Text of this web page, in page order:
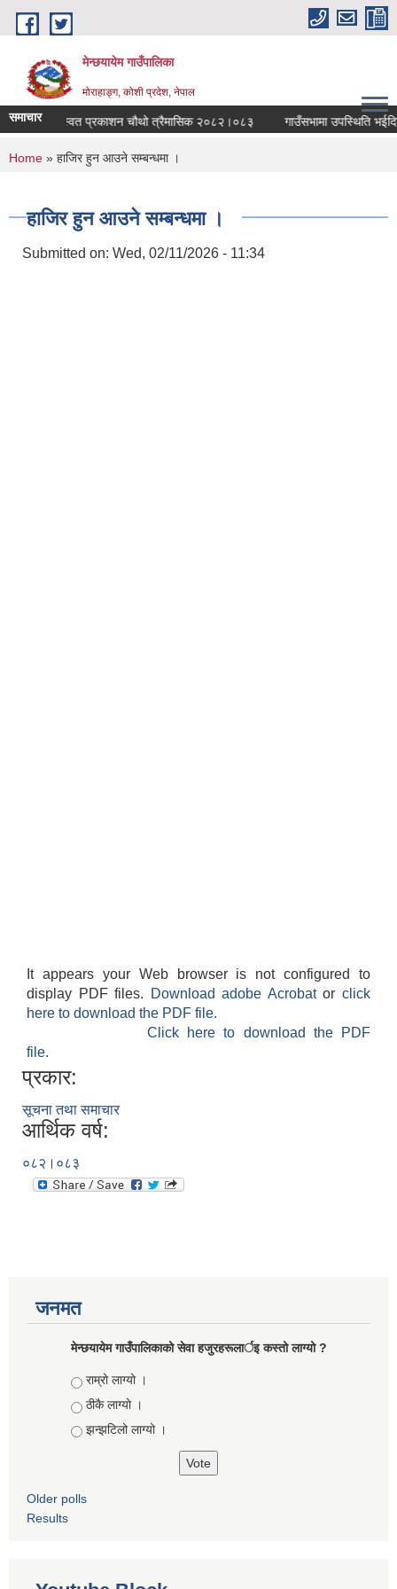
Skip to main content
मेन्छयायेम गाउँपालिका
मोराहाङ्ग, कोशी प्रदेश, नेपाल
समाचार स्वत प्रकाशन चौथो त्रैमासिक २०८२।०८३ गाउँसभामा उपस्थिति भईदिने
You are here
Home » हाजिर हुन आउने सम्बन्धमा ।
हाजिर हुन आउने सम्बन्धमा ।
Submitted on: Wed, 02/11/2026 - 11:34
It appears your Web browser is not configured to
display PDF files.
Download adobe Acrobatorclick
here to download the PDF file.
Click here to download the PDF
file.
प्रकार:
सूचना तथा समाचार
आर्थिक वर्ष:
०८२।०८३
जनमत
मेन्छयायेम गाउँपालिकाको सेवा हजुरहरूलार्इ कस्तो लाग्यो ?
Choices
राम्रो लाग्यो ।
ठीकै लाग्यो ।
झन्झटिलो लाग्यो ।
Older polls
Results